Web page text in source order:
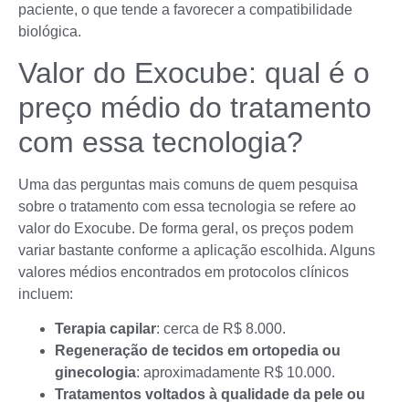
paciente, o que tende a favorecer a compatibilidade
biológica.
Valor do Exocube: qual é o
preço médio do tratamento
com essa tecnologia?
Uma das perguntas mais comuns de quem pesquisa
sobre o tratamento com essa tecnologia se refere ao
valor do Exocube. De forma geral, os preços podem
variar bastante conforme a aplicação escolhida. Alguns
valores médios encontrados em protocolos clínicos
incluem:
Terapia capilar: cerca de R$ 8.000.
Regeneração de tecidos em ortopedia ou
ginecologia: aproximadamente R$ 10.000.
Tratamentos voltados à qualidade da pele ou